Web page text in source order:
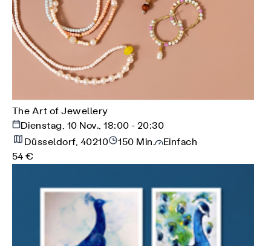
The Art of Jewellery
Dienstag, 10 Nov., 18:00 - 20:30
Düsseldorf, 40210
150 Min.
Einfach
54 €